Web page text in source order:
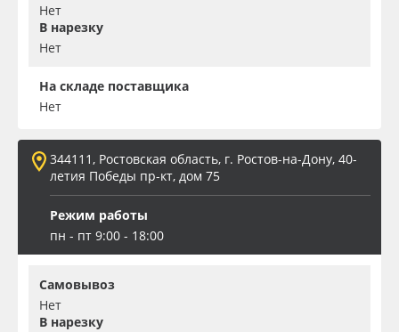
Нет
В нарезку
Нет
На складе поставщика
Нет
344111, Ростовская область, г. Ростов-на-Дону, 40-
летия Победы пр-кт, дом 75
Режим работы
пн - пт 9:00 - 18:00
Самовывоз
Нет
В нарезку